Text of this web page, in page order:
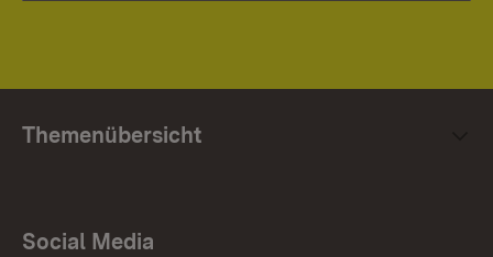
Themenübersicht
Social Media